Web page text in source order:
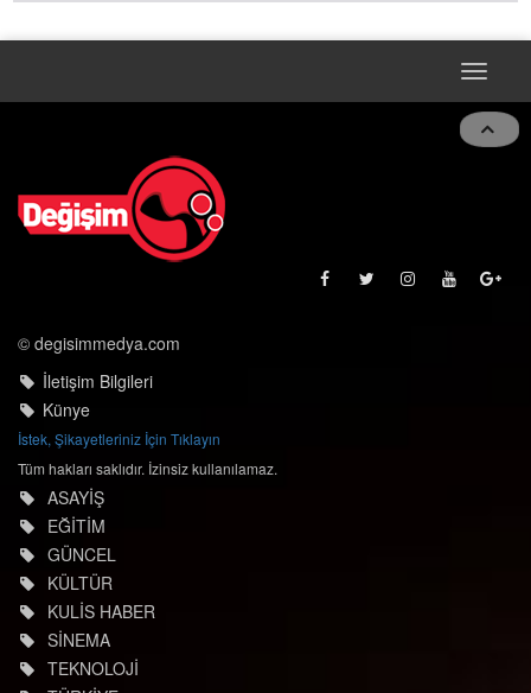
Toggle
© degisimmedya.com
İletişim Bilgileri
Künye
İstek, Şikayetleriniz İçin Tıklayın
Tüm hakları saklıdır. İzinsiz kullanılamaz.
ASAYİŞ
EĞİTİM
GÜNCEL
KÜLTÜR
KULİS HABER
SİNEMA
TEKNOLOJİ